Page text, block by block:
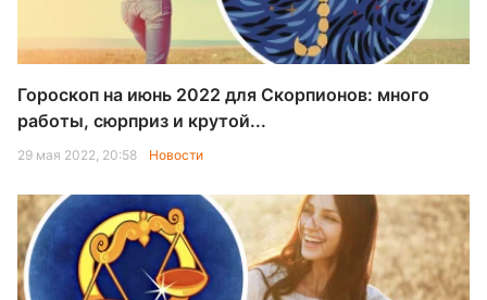
Гороскоп на июнь 2022 для Скорпионов: много
работы, сюрприз и крутой...
29 мая 2022, 20:58 Новости